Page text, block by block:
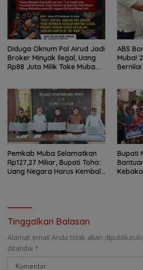
Diduga Oknum Pol Airud Jadi
Broker Minyak Ilegal, Uang
Rp88 Juta Milik Toke Muba
ABS
Muba!
Pemkab Muba Selamatkan
Rp127,27 Miliar, Bupati Toha:
Uang Negara Harus Kembali
Bupati
Tinggalkan Balasan
Alamat email Anda tidak akan
ditandai *